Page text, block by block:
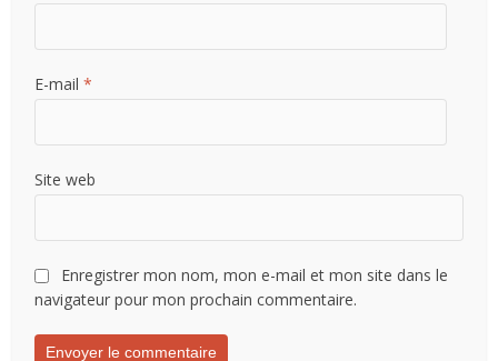
E-mail*
Site web
Enregistrer mon nom, mon e-mail et mon site dans le
navigateur pour mon prochain commentaire.